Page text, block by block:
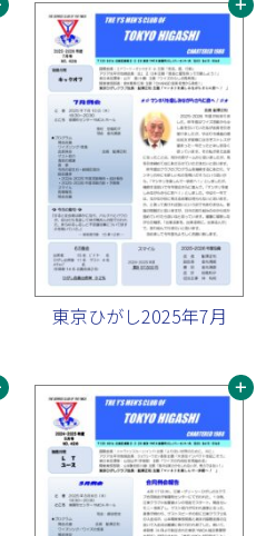
東京ひがし2025年7月